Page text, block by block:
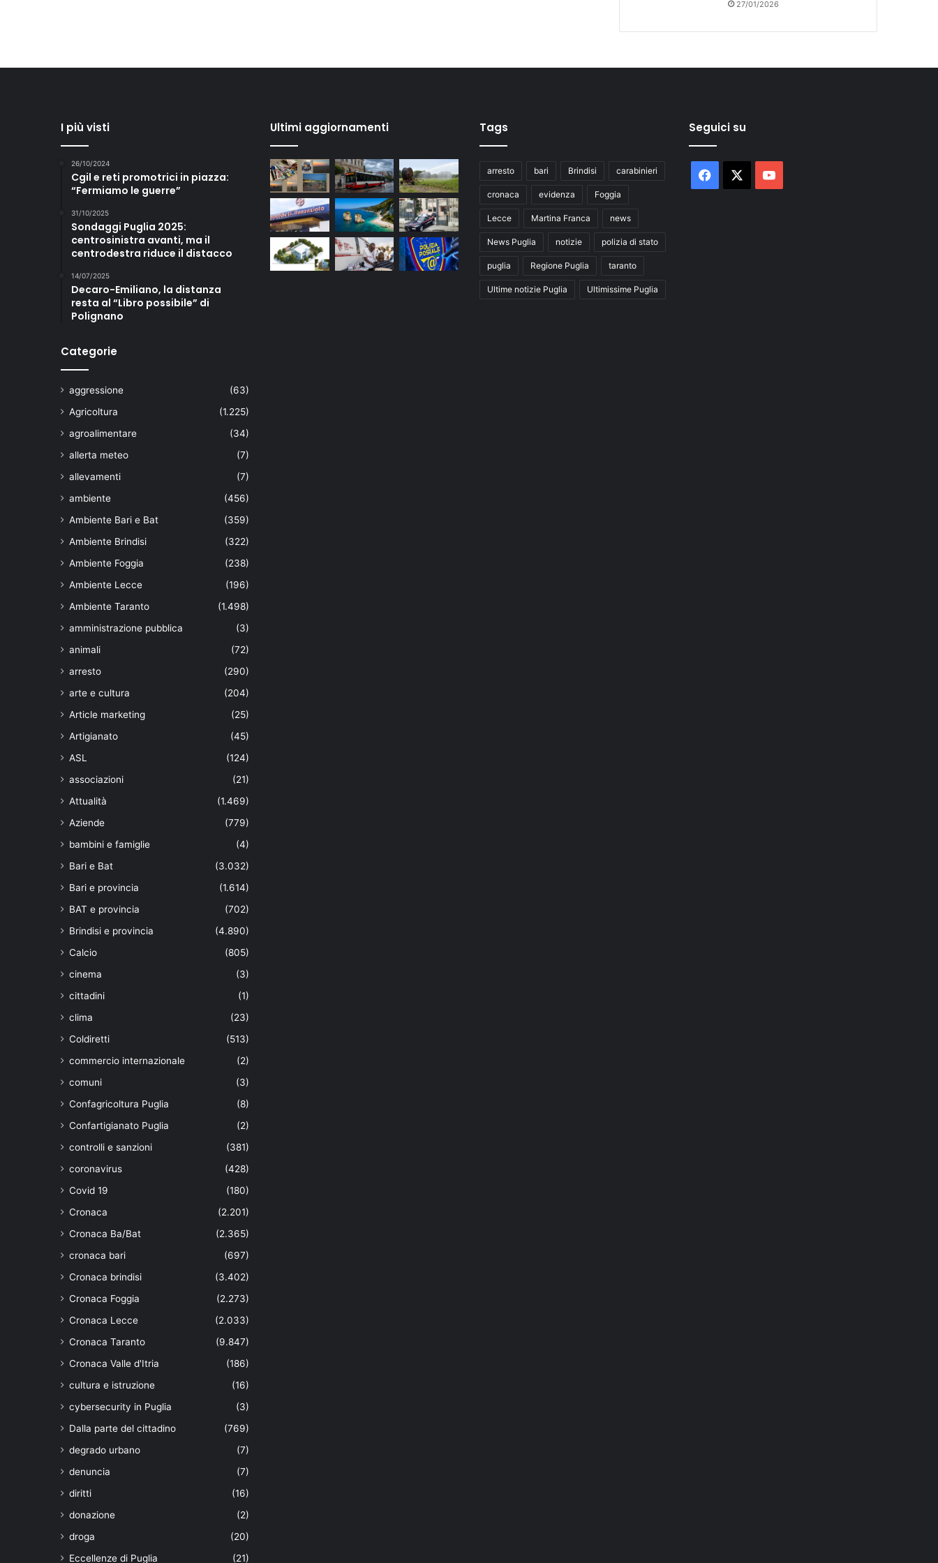
27/01/2026
I più visti
26/10/2024
Cgil e reti promotrici in piazza:
“Fermiamo le guerre”
31/10/2025
Sondaggi Puglia 2025:
centrosinistra avanti, ma il
centrodestra riduce il distacco
14/07/2025
Decaro-Emiliano, la distanza
resta al “Libro possibile” di
Polignano
Categorie
aggressione
(63)
Agricoltura
(1.225)
agroalimentare
(34)
allerta meteo
(7)
allevamenti
(7)
ambiente
(456)
Ambiente Bari e Bat
(359)
Ambiente Brindisi
(322)
Ambiente Foggia
(238)
Ambiente Lecce
(196)
Ambiente Taranto
(1.498)
amministrazione pubblica
(3)
animali
(72)
arresto
(290)
arte e cultura
(204)
Article marketing
(25)
Artigianato
(45)
ASL
(124)
associazioni
(21)
Attualità
(1.469)
Aziende
(779)
bambini e famiglie
(4)
Bari e Bat
(3.032)
Bari e provincia
(1.614)
BAT e provincia
(702)
Brindisi e provincia
(4.890)
Calcio
(805)
cinema
(3)
cittadini
(1)
clima
(23)
Coldiretti
(513)
commercio internazionale
(2)
comuni
(3)
Confagricoltura Puglia
(8)
Confartigianato Puglia
(2)
controlli e sanzioni
(381)
coronavirus
(428)
Covid 19
(180)
Cronaca
(2.201)
Cronaca Ba/Bat
(2.365)
cronaca bari
(697)
Cronaca brindisi
(3.402)
Cronaca Foggia
(2.273)
Cronaca Lecce
(2.033)
Cronaca Taranto
(9.847)
Cronaca Valle d'Itria
(186)
cultura e istruzione
(16)
cybersecurity in Puglia
(3)
Dalla parte del cittadino
(769)
degrado urbano
(7)
denuncia
(7)
diritti
(16)
donazione
(2)
droga
(20)
Eccellenze di Puglia
(21)
Ultimi aggiornamenti Tags
arresto bari Brindisi carabinieri
cronaca evidenza Foggia
Lecce Martina Franca news
News Puglia notizie polizia di stato
puglia Regione Puglia taranto
Ultime notizie Puglia Ultimissime Puglia
Seguici su
Facebook